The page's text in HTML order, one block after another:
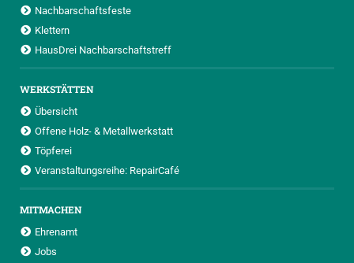
Nachbarschaftsfeste
Klettern
HausDrei Nachbarschaftstreff
WERKSTÄTTEN
Übersicht
Offene Holz- & Metallwerkstatt
Töpferei
Veranstaltungsreihe: RepairCafé
MITMACHEN
Ehrenamt
Jobs